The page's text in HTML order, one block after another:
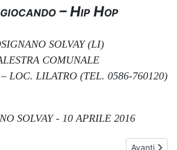
– Hip Hop
SOLVAY (LI)
COMUNALE
LOC. LILATRO (TEL. 0586-760120)
SOLVAY - 10 APRILE 2016
Attività Sportive 2016-2017 - GINNASTICA
Articolo
Avanti